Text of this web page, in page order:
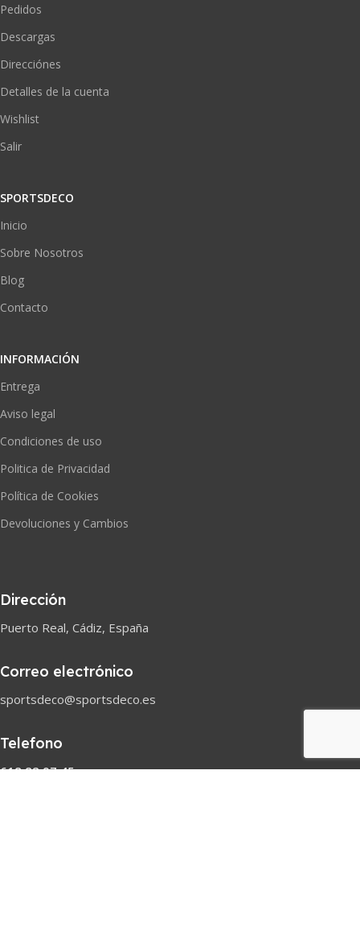
Pedidos
Descargas
Direcciónes
Detalles de la cuenta
Wishlist
Salir
SPORTSDECO
Inicio
Sobre Nosotros
Blog
Contacto
INFORMACIÓN
Entrega
Aviso legal
Condiciones de uso
Politica de Privacidad
Política de Cookies
Devoluciones y Cambios
Dirección
Puerto Real, Cádiz, España
Correo electrónico
sportsdeco@sportsdeco.es
Telefono
618 82 97 45